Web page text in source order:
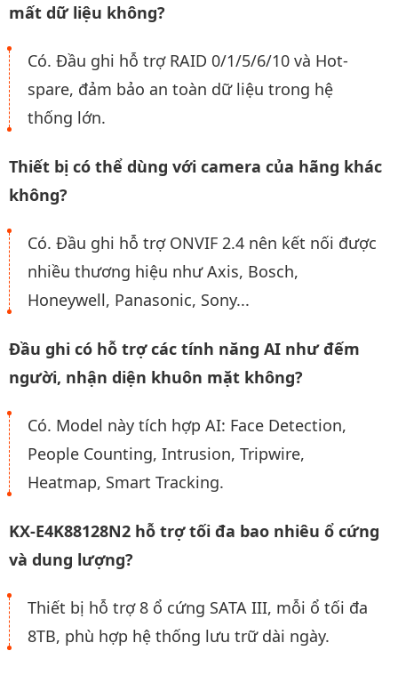
mất dữ liệu không?
Có. Đầu ghi hỗ trợ RAID 0/1/5/6/10 và Hot-
spare, đảm bảo an toàn dữ liệu trong hệ
thống lớn.
Thiết bị có thể dùng với camera của hãng khác
không?
Có. Đầu ghi hỗ trợ ONVIF 2.4 nên kết nối được
nhiều thương hiệu như Axis, Bosch,
Honeywell, Panasonic, Sony...
Đầu ghi có hỗ trợ các tính năng AI như đếm
người, nhận diện khuôn mặt không?
Có. Model này tích hợp AI: Face Detection,
People Counting, Intrusion, Tripwire,
Heatmap, Smart Tracking.
KX-E4K88128N2 hỗ trợ tối đa bao nhiêu ổ cứng
và dung lượng?
Thiết bị hỗ trợ 8 ổ cứng SATA III, mỗi ổ tối đa
8TB, phù hợp hệ thống lưu trữ dài ngày.